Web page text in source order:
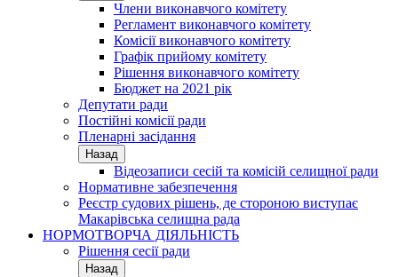
Члени виконавчого комітету
Регламент виконавчого комітету
Комісії виконавчого комітету
Графік прийому комітету
Рішення виконавчого комітету
Бюджет на 2021 рік
Депутати ради
Постійні комісії ради
Пленарні засідання
Назад
Відеозаписи сесій та комісій селищної ради
Нормативне забезпечення
Реєстр судових рішень, де стороною виступає
Макарівська селищна рада
НОРМОТВОРЧА ДІЯЛЬНІСТЬ
Рішення сесії ради
Назад